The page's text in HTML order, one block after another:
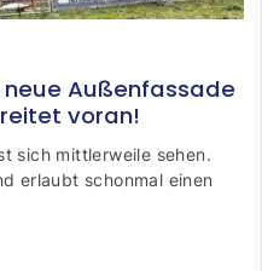
Außenfassade
voran!
sich mittlerweile sehen.
erlaubt schonmal einen